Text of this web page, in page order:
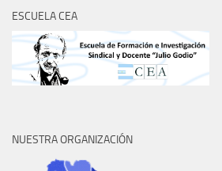
ESCUELA CEA
NUESTRA ORGANIZACIÓN